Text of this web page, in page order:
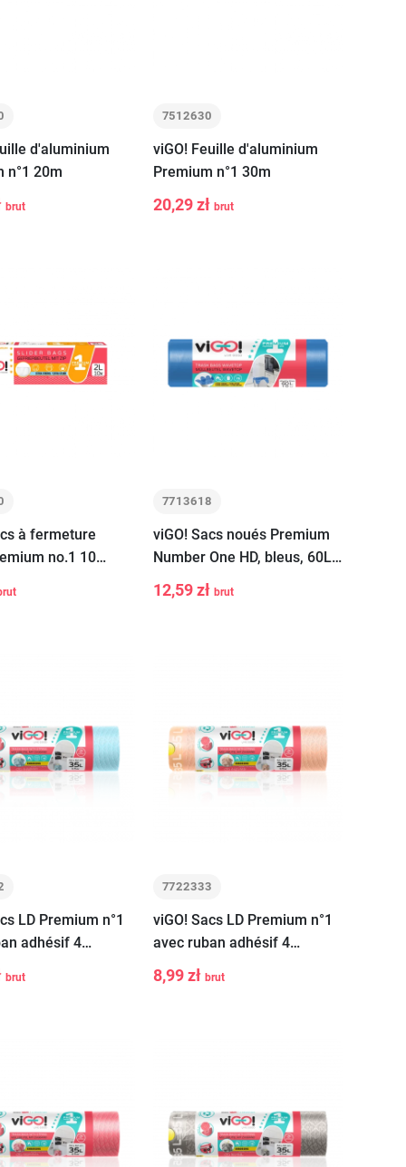
d'aluminium
n°1 20m
brut
7512630
viGO! Feuille d'aluminium
Premium n°1 30m
20,29 zł brut
à fermeture
no.1 10
7713618
viGO! Sacs noués Premium
Number One HD, bleus, 60L,
18 pièces
12,59 zł brut
LD Premium n°1
adhésif 4
SUMMER océan
brut
7722333
viGO! Sacs LD Premium n°1
avec ruban adhésif 4
SEASONS AUTUMN bubble
gum 35L 15 pcs
8,99 zł brut
-